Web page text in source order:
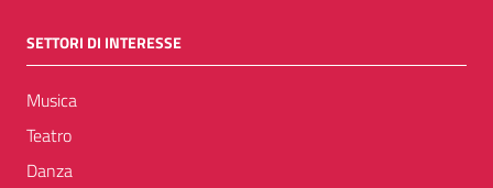
SETTORI DI INTERESSE
Musica
Teatro
Danza